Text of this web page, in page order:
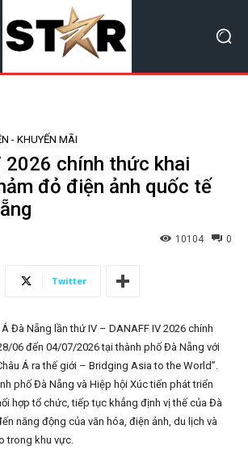
- KHUYẾN MÃI
2026 chính thức khai
đỏ điện ảnh quốc tế
0
10104
Twitter
Đà Nẵng lần thứ IV – DANAFF IV 2026 chính
06 đến 04/07/2026 tại thành phố Đà Nẵng với
Á ra thế giới – Bridging Asia to the World”.
phố Đà Nẵng và Hiệp hội Xúc tiến phát triển
hợp tổ chức, tiếp tục khẳng định vị thế của Đà
năng động của văn hóa, điện ảnh, du lịch và
trong khu vực.